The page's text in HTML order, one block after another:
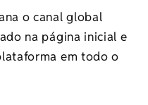
o canal global
na página inicial e
em todo o